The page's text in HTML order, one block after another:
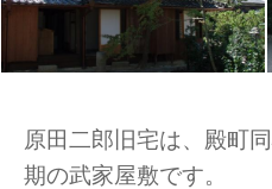
原田二郎旧宅は、殿町
期の武家屋敷です。